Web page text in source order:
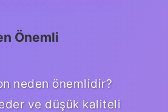
Önemli
neden önemlidir?
ve düşük kaliteli